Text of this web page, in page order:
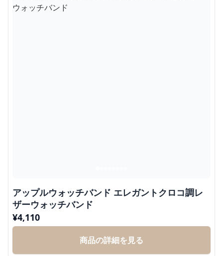
アップルウォッチバンド エレガントクロコ調レ
ザーウォッチバンド
¥4,110
商品の詳細を見る